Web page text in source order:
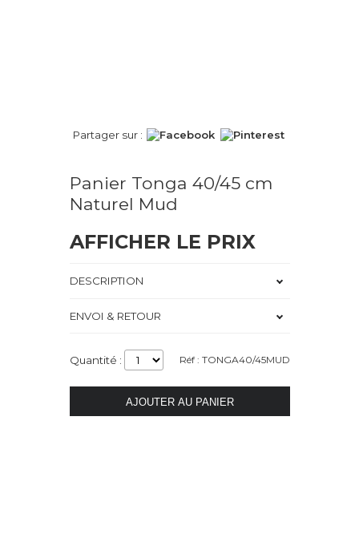
Partager sur :
Panier Tonga 40/45 cm
Naturel Mud
AFFICHER LE PRIX
DESCRIPTION
ENVOI & RETOUR
Quantité : Réf : TONGA40/45MUD